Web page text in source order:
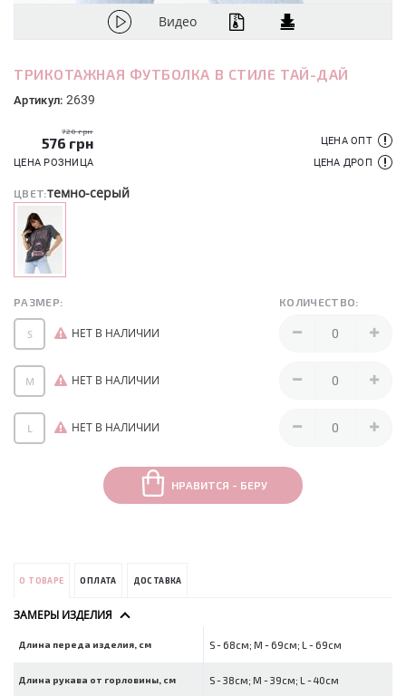
Видео
ТРИКОТАЖНАЯ ФУТБОЛКА В СТИЛЕ ТАЙ-ДАЙ
Артикул: 2639
720 грн
576 грн
ЦЕНА РОЗНИЦА
ЦЕНА ОПТ
ЦЕНА ДРОП
ЦВЕТ:темно-серый
РАЗМЕР: КОЛИЧЕСТВО:
S НЕТ В НАЛИЧИИ
M НЕТ В НАЛИЧИИ
L НЕТ В НАЛИЧИИ
НРАВИТСЯ - БЕРУ
О ТОВАРЕ ОПЛАТА ДОСТАВКА
ЗАМЕРЫ ИЗДЕЛИЯ
Длина переда изделия, см S - 68см; M - 69см; L - 69см
Длина рукава от горловины, см S - 38см; M - 39см; L - 40см